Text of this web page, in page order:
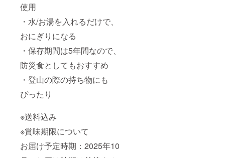
使用
・水/お湯を入れるだけで、
おにぎりになる
・保存期間は5年間なので、
防災食としてもおすすめ
・登山の際の持ち物にも
ぴったり
※送料込み
※賞味期限について
お届け予定時期：2025年10